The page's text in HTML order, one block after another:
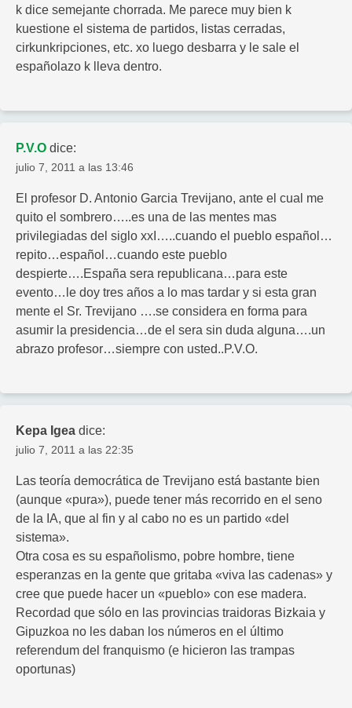
k dice semejante chorrada. Me parece muy bien k
kuestione el sistema de partidos, listas cerradas,
cirkunkripciones, etc. xo luego desbarra y le sale el
españolazo k lleva dentro.
P.V.O dice:
julio 7, 2011 a las 13:46
El profesor D. Antonio Garcia Trevijano, ante el cual me
quito el sombrero…..es una de las mentes mas
privilegiadas del siglo xxI…..cuando el pueblo español…
repito…español…cuando este pueblo
despierte….España sera republicana…para este
evento…le doy tres años a lo mas tardar y si esta gran
mente el Sr. Trevijano ….se considera en forma para
asumir la presidencia…de el sera sin duda alguna….un
abrazo profesor…siempre con usted..P.V.O.
Kepa Igea dice:
julio 7, 2011 a las 22:35
Las teoría democrática de Trevijano está bastante bien
(aunque «pura»), puede tener más recorrido en el seno
de la IA, que al fin y al cabo no es un partido «del
sistema».
Otra cosa es su españolismo, pobre hombre, tiene
esperanzas en la gente que gritaba «viva las cadenas» y
cree que puede hacer un «pueblo» con ese madera.
Recordad que sólo en las provincias traidoras Bizkaia y
Gipuzkoa no les daban los números en el último
referendum del franquismo (e hicieron las trampas
oportunas)